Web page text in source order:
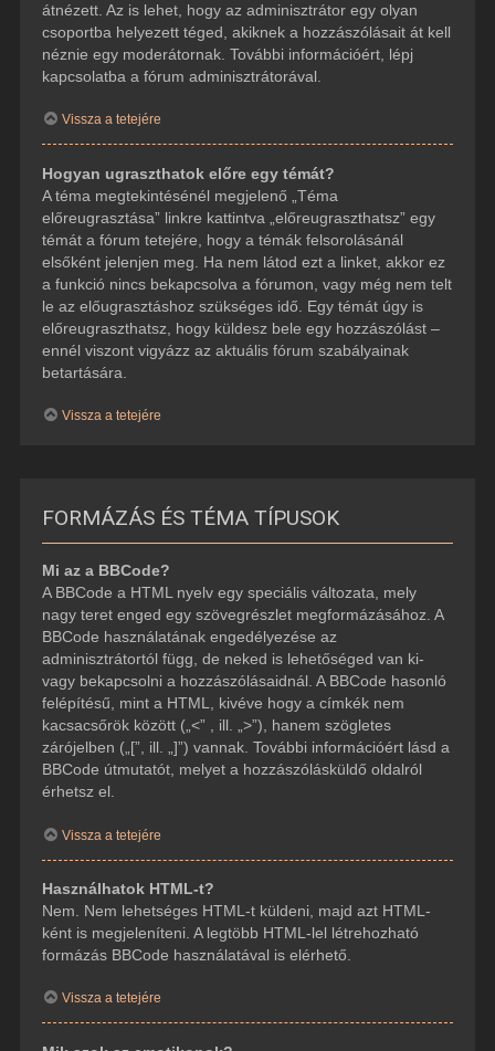
átnézett. Az is lehet, hogy az adminisztrátor egy olyan
csoportba helyezett téged, akiknek a hozzászólásait át kell
néznie egy moderátornak. További információért, lépj
kapcsolatba a fórum adminisztrátorával.
Vissza a tetejére
Hogyan ugraszthatok előre egy témát?
A téma megtekintésénél megjelenő „Téma
előreugrasztása” linkre kattintva „előreugraszthatsz” egy
témát a fórum tetejére, hogy a témák felsorolásánál
elsőként jelenjen meg. Ha nem látod ezt a linket, akkor ez
a funkció nincs bekapcsolva a fórumon, vagy még nem telt
le az előugrasztáshoz szükséges idő. Egy témát úgy is
előreugraszthatsz, hogy küldesz bele egy hozzászólást –
ennél viszont vigyázz az aktuális fórum szabályainak
betartására.
Vissza a tetejére
FORMÁZÁS ÉS TÉMA TÍPUSOK
Mi az a BBCode?
A BBCode a HTML nyelv egy speciális változata, mely
nagy teret enged egy szövegrészlet megformázásához. A
BBCode használatának engedélyezése az
adminisztrátortól függ, de neked is lehetőséged van ki-
vagy bekapcsolni a hozzászólásaidnál. A BBCode hasonló
felépítésű, mint a HTML, kivéve hogy a címkék nem
kacsacsőrök között („<” , ill. „>”), hanem szögletes
zárójelben („[”, ill. „]”) vannak. További információért lásd a
BBCode útmutatót, melyet a hozzászólásküldő oldalról
érhetsz el.
Vissza a tetejére
Használhatok HTML-t?
Nem. Nem lehetséges HTML-t küldeni, majd azt HTML-
ként is megjeleníteni. A legtöbb HTML-lel létrehozható
formázás BBCode használatával is elérhető.
Vissza a tetejére